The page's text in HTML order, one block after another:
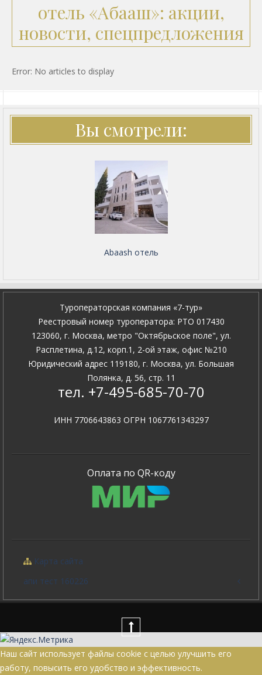
отель «Абааш»: акции,
новости, спецпредложения
Error: No articles to display
Вы смотрели:
Abaash отель
Туроператорская компания «7-тур»
Pеестровый номер туроператора: PTO 017430
123060, г. Москва, метро "Октябрьское поле", ул.
Расплетина, д.12, корп.1, 2-ой этаж, офис №210
Юридический адрес 119180, г. Москва, ул. Большая
Полянка, д. 56, стр. 11
тел. +7-495-685-70-70
ИНН 7706643863 ОГРН 1067761343297
Оплата по QR-коду
Карта сайта
апи тест 160226
Наш сайт использует файлы cookie с целью улучшить его
работу, повысить его удобство и эффективность.